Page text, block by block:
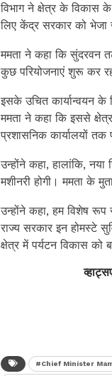
विभाग ने क्षेत्र के विकास
लिए केंद्र सरकार को भेजा
ममता ने कहा कि सुंदरवन
कुछ परियोजनाएं शुरू कर
इसके उचित कार्यान्वयन
ममता ने कहा कि इससे
प्रशासनिक कार्यालयों
उन्होंने कहा, हालांकि,
मशीनरी होगी। ममता के
उन्होंने कहा, हम विशेष
राज्य सरकार इन होमस्टे
क्षेत्र में पर्यटन विकास को
#Chief Minister